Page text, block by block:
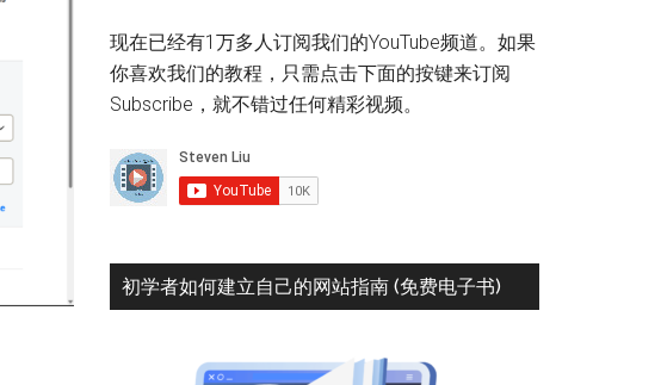
现在已经有1万多人订阅我们的YouTube频道。如果
你喜欢我们的教程，只需点击下面的按键来订阅
Subscribe，就不错过任何精彩视频。
初学者如何建立自己的网站指南 (免费电子书)